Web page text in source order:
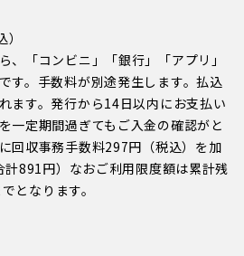
、「コンビニ」「銀行」「アプリ」
す。手数料が別途発生します。払込
ます。発行から14日以内にお支払い
一定期間過ぎてもご入金の確認がと
回収事務手数料297円（税込）を加
891円）なおご利用限度額は累計残
となります。